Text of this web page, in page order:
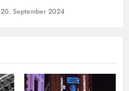
20. September 2024